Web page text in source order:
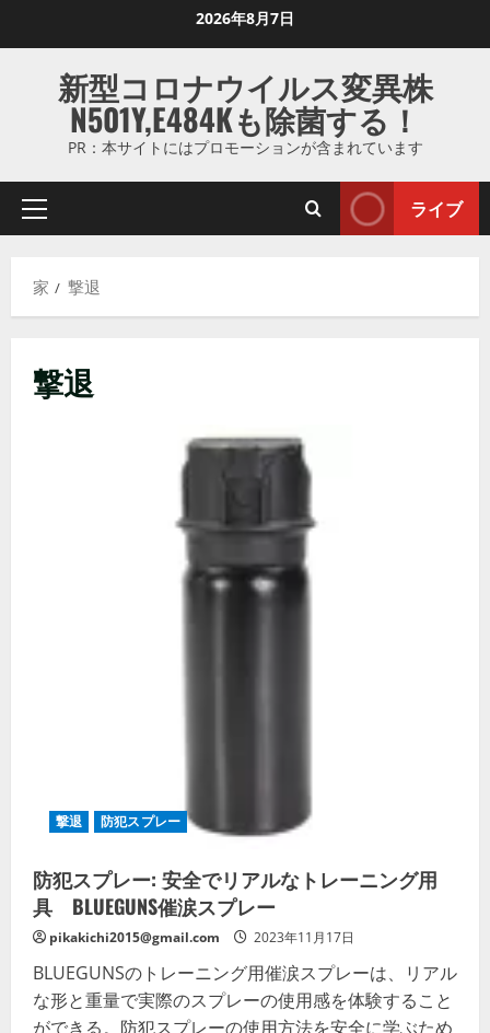
ス
ッ
ま
2026年8月7日
新型コロナウイルス変異株
N501Y,E484Kも除菌する！
PR：本サイトにはプロモーションが含まれています
プ
マ
ニ
ュ
ライブ
家 撃退
撃退
撃退 防犯スプレー
防犯スプレー: 安全でリアルなトレーニング用
具 BLUEGUNS催涙スプレー
pikakichi2015@gmail.com 2023年11月17日
BLUEGUNSのトレーニング用催涙スプレーは、リアル
な形と重量で実際のスプレーの使用感を体験すること
ができる。防犯スプレーの使用方法を安全に学ぶため